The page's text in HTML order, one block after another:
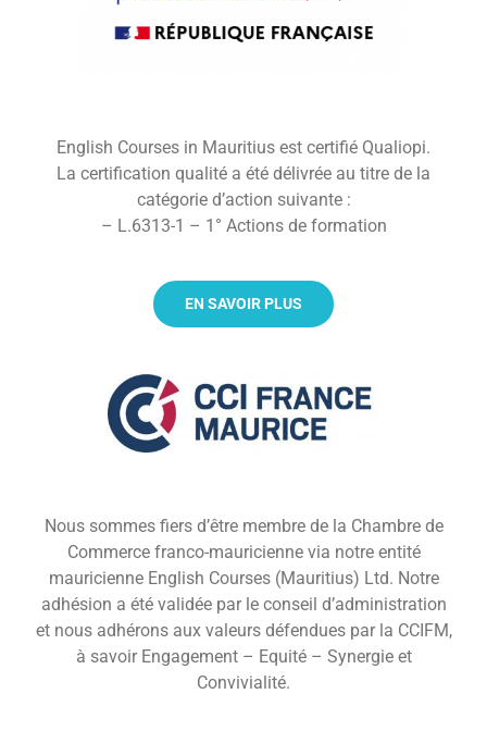
English Courses in Mauritius est certifié Qualiopi.
La certification qualité a été délivrée au titre de la
catégorie d’action suivante :
– L.6313-1 – 1° Actions de formation
EN SAVOIR PLUS
Nous sommes fiers d’être membre de la Chambre de
Commerce franco-mauricienne via notre entité
mauricienne English Courses (Mauritius) Ltd. Notre
adhésion a été validée par le conseil d’administration
et nous adhérons aux valeurs défendues par la CCIFM,
à savoir Engagement – Equité – Synergie et
Convivialité.